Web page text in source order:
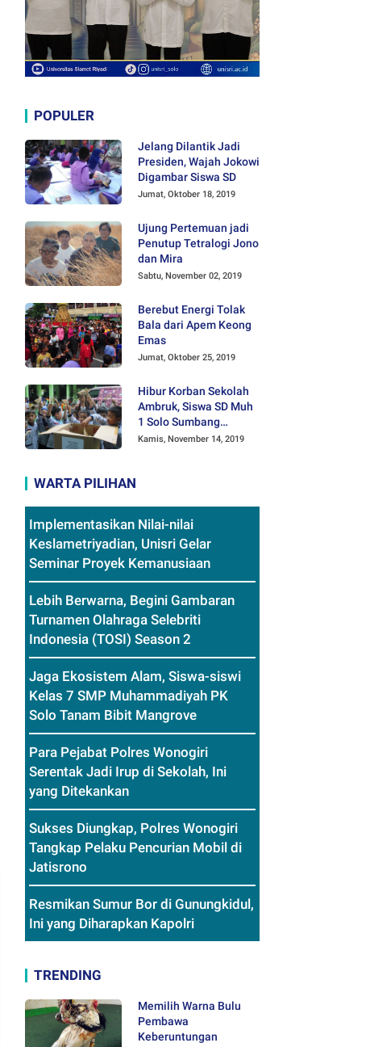
POPULER
Jelang Dilantik Jadi
Presiden, Wajah Jokowi
Digambar Siswa SD
Jumat, Oktober 18, 2019
Ujung Pertemuan jadi
Penutup Tetralogi Jono
dan Mira
Sabtu, November 02, 2019
Berebut Energi Tolak
Bala dari Apem Keong
Emas
Jumat, Oktober 25, 2019
Hibur Korban Sekolah
Ambruk, Siswa SD Muh
1 Solo Sumbang
Mainan Othok-othok
Kamis, November 14, 2019
WARTA PILIHAN
Implementasikan Nilai-nilai
Keslametriyadian, Unisri Gelar
Seminar Proyek Kemanusiaan
Lebih Berwarna, Begini Gambaran
Turnamen Olahraga Selebriti
Indonesia (TOSI) Season 2
Jaga Ekosistem Alam, Siswa-siswi
Kelas 7 SMP Muhammadiyah PK
Solo Tanam Bibit Mangrove
Para Pejabat Polres Wonogiri
Serentak Jadi Irup di Sekolah, Ini
yang Ditekankan
Sukses Diungkap, Polres Wonogiri
Tangkap Pelaku Pencurian Mobil di
Jatisrono
Resmikan Sumur Bor di Gunungkidul,
Ini yang Diharapkan Kapolri
TRENDING
Memilih Warna Bulu
Pembawa
Keberuntungan